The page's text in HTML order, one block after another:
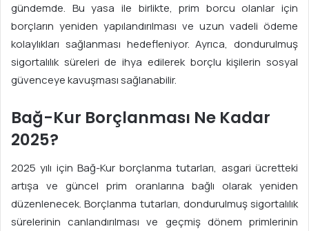
gündemde. Bu yasa ile birlikte, prim borcu olanlar için
borçların yeniden yapılandırılması ve uzun vadeli ödeme
kolaylıkları sağlanması hedefleniyor. Ayrıca, dondurulmuş
sigortalılık süreleri de ihya edilerek borçlu kişilerin sosyal
güvenceye kavuşması sağlanabilir.
Bağ-Kur Borçlanması Ne Kadar
2025?
2025 yılı için Bağ-Kur borçlanma tutarları, asgari ücretteki
artışa ve güncel prim oranlarına bağlı olarak yeniden
düzenlenecek. Borçlanma tutarları, dondurulmuş sigortalılık
sürelerinin canlandırılması ve geçmiş dönem primlerinin